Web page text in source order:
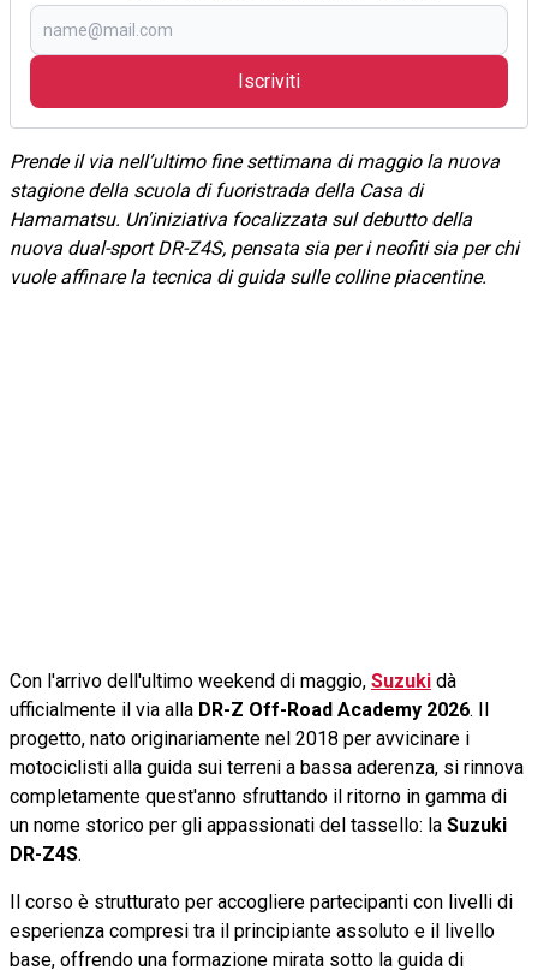
Iscriviti
Prende il via nell’ultimo fine settimana di maggio la nuova
stagione della scuola di fuoristrada della Casa di
Hamamatsu. Un'iniziativa focalizzata sul debutto della
nuova dual-sport DR-Z4S, pensata sia per i neofiti sia per chi
vuole affinare la tecnica di guida sulle colline piacentine.
Con l'arrivo dell'ultimo weekend di maggio, Suzuki dà
ufficialmente il via alla DR-Z Off-Road Academy 2026. Il
progetto, nato originariamente nel 2018 per avvicinare i
motociclisti alla guida sui terreni a bassa aderenza, si rinnova
completamente quest'anno sfruttando il ritorno in gamma di
un nome storico per gli appassionati del tassello: la Suzuki
DR-Z4S.
Il corso è strutturato per accogliere partecipanti con livelli di
esperienza compresi tra il principiante assoluto e il livello
base, offrendo una formazione mirata sotto la guida di